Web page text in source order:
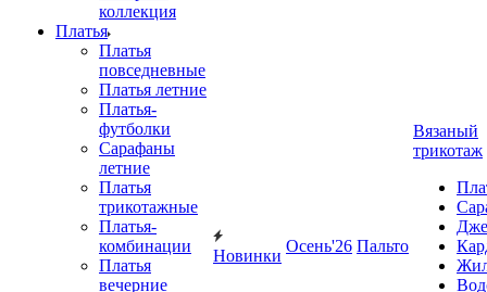
коллекция
Платья
Платья
повседневные
Платья летние
Платья-
футболки
Сарафаны
летние
Платья
трикотажные
Платья-
комбинации
Платья
вечерние
Новинки
Осень'26 Пальто
Вязаный
трикотаж